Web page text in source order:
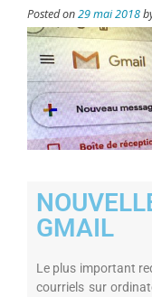
Posted on29 mai 2018
GMAIL
Le plus important
courriels sur